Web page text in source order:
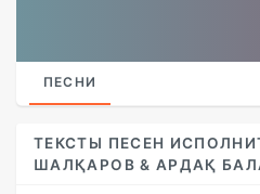
ПЕСНИ
ТЕКСТЫ ПЕСЕН
ШАЛҚАРОВ & АРДАҚ